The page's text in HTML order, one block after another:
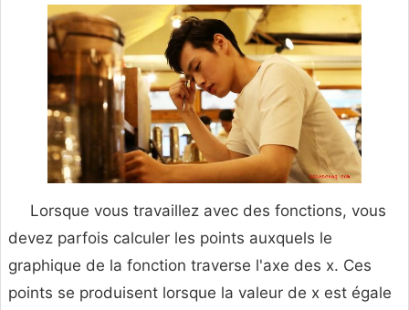
Lorsque vous travaillez avec des fonctions, vous
devez parfois calculer les points auxquels le
graphique de la fonction traverse l'axe des x. Ces
points se produisent lorsque la valeur de x est égale